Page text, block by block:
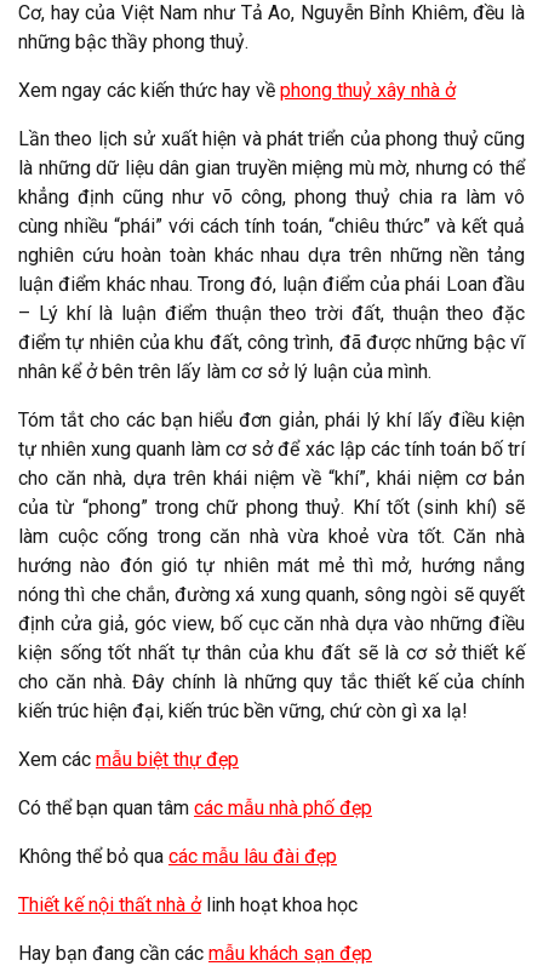
Cơ, hay của Việt Nam như Tả Ao, Nguyễn Bỉnh Khiêm, đều là
những bậc thầy phong thuỷ.
Xem ngay các kiến thức hay về phong thuỷ xây nhà ở
Lần theo lịch sử xuất hiện và phát triển của phong thuỷ cũng
là những dữ liệu dân gian truyền miệng mù mờ, nhưng có thể
khẳng định cũng như võ công, phong thuỷ chia ra làm vô
cùng nhiều “phái” với cách tính toán, “chiêu thức” và kết quả
nghiên cứu hoàn toàn khác nhau dựa trên những nền tảng
luận điểm khác nhau. Trong đó, luận điểm của phái Loan đầu
– Lý khí là luận điểm thuận theo trời đất, thuận theo đặc
điểm tự nhiên của khu đất, công trình, đã được những bậc vĩ
nhân kể ở bên trên lấy làm cơ sở lý luận của mình.
Tóm tắt cho các bạn hiểu đơn giản, phái lý khí lấy điều kiện
tự nhiên xung quanh làm cơ sở để xác lập các tính toán bố trí
cho căn nhà, dựa trên khái niệm về “khí”, khái niệm cơ bản
của từ “phong” trong chữ phong thuỷ. Khí tốt (sinh khí) sẽ
làm cuộc cống trong căn nhà vừa khoẻ vừa tốt. Căn nhà
hướng nào đón gió tự nhiên mát mẻ thì mở, hướng nắng
nóng thì che chắn, đường xá xung quanh, sông ngòi sẽ quyết
định cửa giả, góc view, bố cục căn nhà dựa vào những điều
kiện sống tốt nhất tự thân của khu đất sẽ là cơ sở thiết kế
cho căn nhà. Đây chính là những quy tắc thiết kế của chính
kiến trúc hiện đại, kiến trúc bền vững, chứ còn gì xa lạ!
Xem các mẫu biệt thự đẹp
Có thể bạn quan tâm các mẫu nhà phố đẹp
Không thể bỏ qua các mẫu lâu đài đẹp
Thiết kế nội thất nhà ởlinh hoạt khoa học
Hay bạn đang cần các mẫu khách sạn đẹp